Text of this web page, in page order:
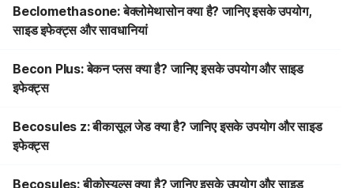
Beclomethasone: बेक्लोमेथासोन क्या है? जानिए इसके उपयोग,
साइड इफेक्ट्स और सावधानियां
Becon Plus: बेकन प्लस क्या है? जानिए इसके उपयोग और साइड
इफेक्ट्स
Becosules z: बीकासूल जेड क्या है? जानिए इसके उपयोग और साइड
इफेक्ट्स
Becosules: बीकोस्यूल्स क्या है? जानिए इसके उपयोग और साइड